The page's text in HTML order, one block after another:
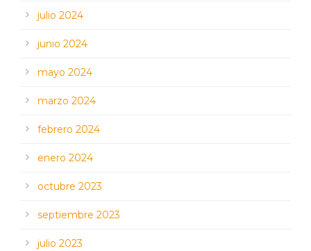
julio 2024
junio 2024
mayo 2024
marzo 2024
febrero 2024
enero 2024
octubre 2023
septiembre 2023
julio 2023